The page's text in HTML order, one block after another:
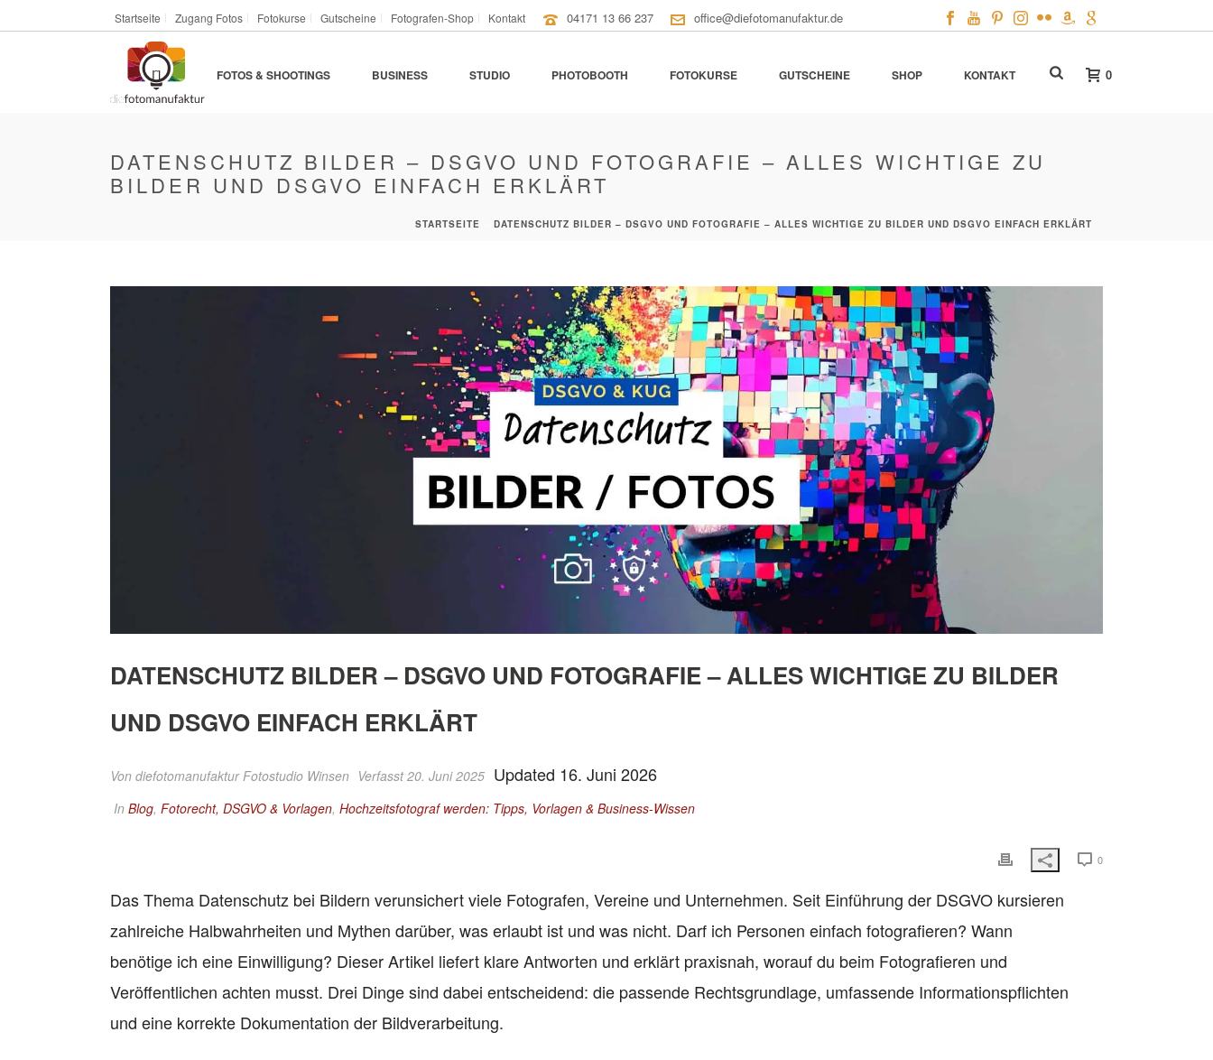
Startseite Zugang Fotos Fotokurse Gutscheine Fotografen-Shop Kontakt 04171 13 66 237 office@diefotomanufaktur.de
FOTOS & SHOOTINGS BUSINESS STUDIO PHOTOBOOTH FOTOKURSE GUTSCHEINE SHOP KONTAKT 0
DATENSCHUTZ BILDER – DSGVO UND FOTOGRAFIE – ALLES WICHTIGE ZU
BILDER UND DSGVO EINFACH ERKLÄRT
STARTSEITE DATENSCHUTZ BILDER – DSGVO UND FOTOGRAFIE – ALLES WICHTIGE ZU BILDER UND DSGVO EINFACH ERKLÄRT
DATENSCHUTZ BILDER – DSGVO UND FOTOGRAFIE – ALLES WICHTIGE ZU BILDER
UND DSGVO EINFACH ERKLÄRT
Von diefotomanufaktur Fotostudio Winsen Verfasst 20. Juni 2025 Updated 16. Juni 2026
In Blog, Fotorecht, DSGVO & Vorlagen, Hochzeitsfotograf werden: Tipps, Vorlagen & Business-Wissen
0
Das Thema Datenschutz bei Bildern verunsichert viele Fotografen, Vereine und Unternehmen. Seit Einführung der DSGVO kursieren
zahlreiche Halbwahrheiten und Mythen darüber, was erlaubt ist und was nicht. Darf ich Personen einfach fotografieren? Wann
benötige ich eine Einwilligung? Dieser Artikel liefert klare Antworten und erklärt praxisnah, worauf du beim Fotografieren und
Veröffentlichen achten musst. Drei Dinge sind dabei entscheidend: die passende Rechtsgrundlage, umfassende Informationspflichten
und eine korrekte Dokumentation der Bildverarbeitung.